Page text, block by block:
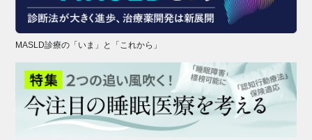
MASLD診療の「いま」と「これから」